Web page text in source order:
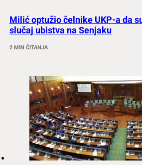
Milić optužio čelnike UKP-a da
slučaj ubistva na Senjaku
2 MIN ČITANJA